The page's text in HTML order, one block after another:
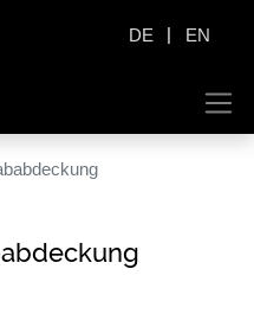
DE | EN